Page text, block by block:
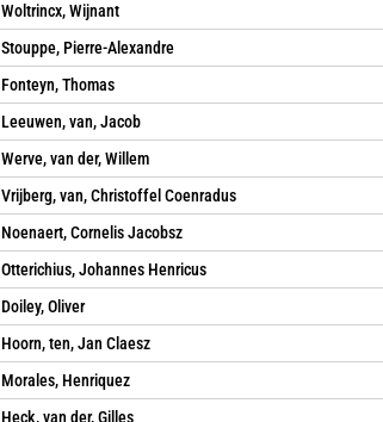
Woltrincx, Wijnant
Stouppe, Pierre-Alexandre
Fonteyn, Thomas
Leeuwen, van, Jacob
Werve, van der, Willem
Vrijberg, van, Christoffel Coenradus
Noenaert, Cornelis Jacobsz
Otterichius, Johannes Henricus
Doiley, Oliver
Hoorn, ten, Jan Claesz
Morales, Henriquez
Heck, van der, Gilles